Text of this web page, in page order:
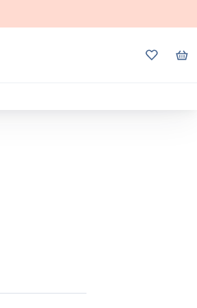
Meine